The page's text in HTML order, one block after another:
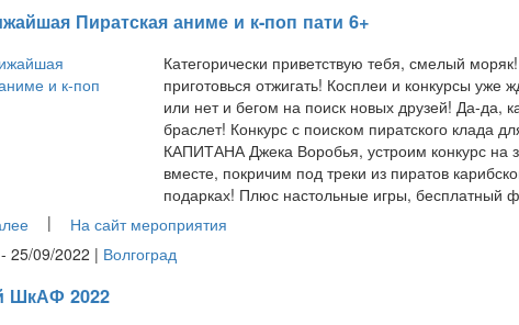
Пиратская аниме и к-поп пати 6+
Категорически приветствую тебя, смелый
приготовься отжигать! Косплеи и конкурсы
или нет и бегом на поиск новых друзей! Да-да,
браслет! Конкурс с поиском пиратского клада
КАПИТАНА Джека Воробья, устроим конкурс на
вместе, покричим под треки из пиратов
подарках! Плюс настольные игры, бесплатный
|
На сайт мероприятия
25/09/2022 | Волгоград
ШкАФ 2022